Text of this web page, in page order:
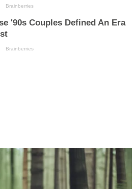
Brainberries
'90s Couples Defined An Era
Brainberries